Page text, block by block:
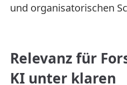
und organisatorischen
Relevanz für
KI unter klaren